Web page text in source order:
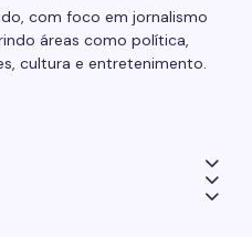
com foco em jornalismo
áreas como política,
cultura e entretenimento.